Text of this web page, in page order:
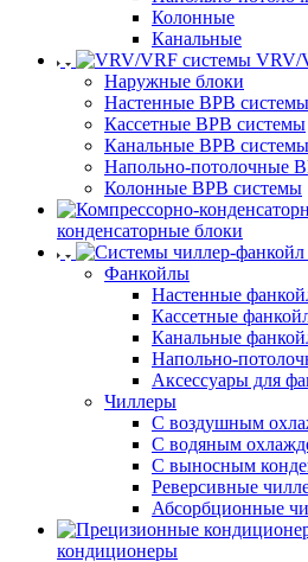
Колонные
Канальные
VRV/
Наружные блоки
Настенные ВРВ системы
Кассетные ВРВ системы
Канальные ВРВ системы
Напольно-потолочные
Колонные ВРВ системы
конденсаторные блоки
Фанкойлы
Настенные
Кассетные
Канальные
Напольно-
Аксессуары для
Чиллеры
С воздушным
С водяным
С выносным
Реверсивные
Абсорбционные
кондиционеры